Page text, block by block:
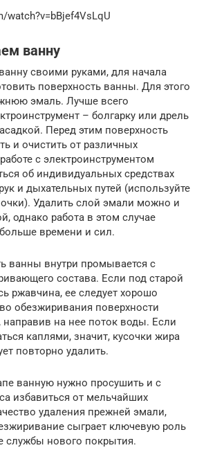
watch?v=bBjef4VsLqU
ванну
своими руками, для начала
поверхность ванны. Для этого
эмаль. Лучше всего
– болгарку или дрель
Перед этим поверхность
и очистить от различных
с электроинструментом
об индивидуальных средствах
и дыхательных путей (используйте
очки). Удалить слой эмали можно и
однако работа в этом случае
времени и сил.
ванны внутри промывается с
состава. Если под старой
ржавчина, ее следует хорошо
обезжиривания поверхности
на нее поток воды. Если
каплями, значит, кусочки жира
повторно удалить.
ванную нужно просушить и с
избавиться от мельчайших
удаления прежней эмали,
сыграет ключевую роль
службы нового покрытия.